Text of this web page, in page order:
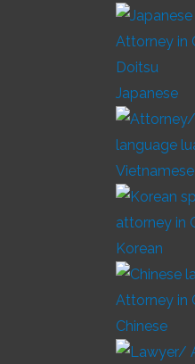
Japanese
Vietnamese
Korean
Chinese